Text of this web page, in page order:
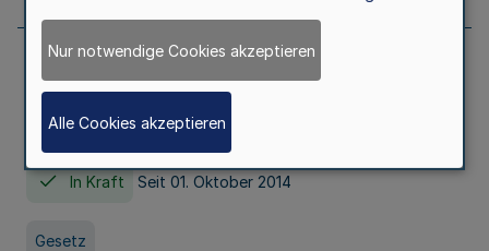
Gesetz über die Hochschulen des Landes
Nordrhein-Westfalen (Hochschulgesetz -
HG)
In Kraft Seit 01. Oktober 2014
Gesetz
Nur notwendige Cookies akzeptieren
Alle Cookies akzeptieren